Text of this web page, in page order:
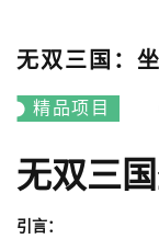
无双三国：
精品项目
无双三
引言：